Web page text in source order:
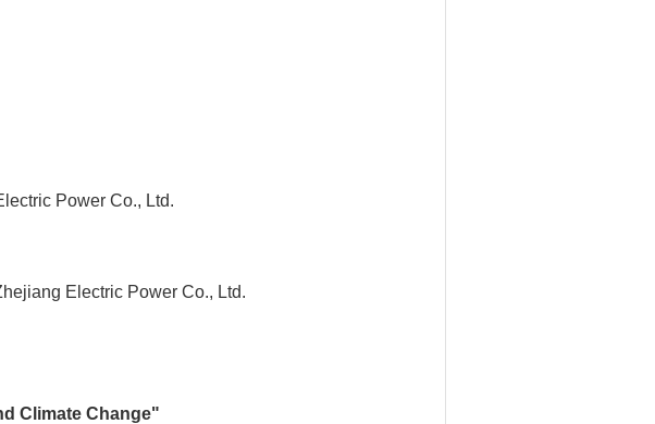
Power Co., Ltd.
Electric Power Co., Ltd.
Climate Change"